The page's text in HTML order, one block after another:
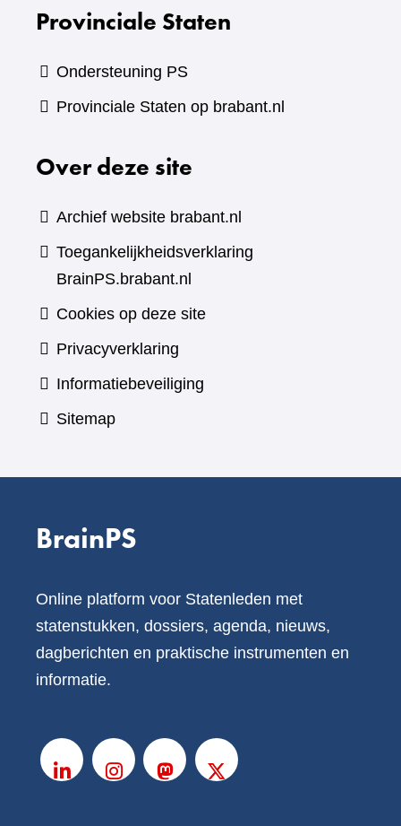
Provinciale Staten
Ondersteuning PS
Provinciale Staten op brabant.nl
Over deze site
Archief website brabant.nl
Toegankelijkheidsverklaring
BrainPS.brabant.nl
Cookies op deze site
Privacyverklaring
Informatiebeveiliging
Sitemap
BrainPS
Online platform voor Statenleden met
statenstukken, dossiers, agenda, nieuws,
dagberichten en praktische instrumenten en
informatie.